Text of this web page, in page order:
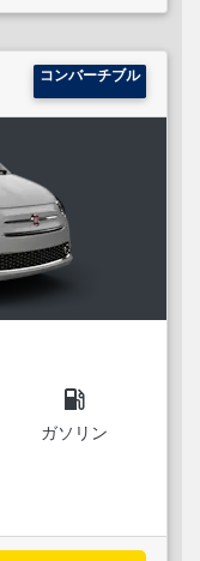
コンバーチブル
local_gas_station
ガソリン